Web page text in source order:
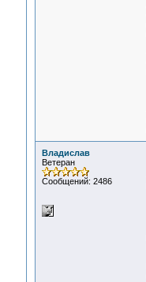
Владислав
Ветеран
Сообщений: 2486